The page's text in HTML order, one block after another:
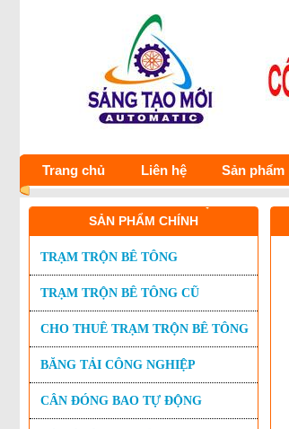
Trang chủ Liên hệ Sản phẩm
SẢN PHẨM CHÍNH
TRẠM TRỘN BÊ TÔNG
TRẠM TRỘN BÊ TÔNG CŨ
CHO THUÊ TRẠM TRỘN BÊ TÔNG
BĂNG TẢI CÔNG NGHIỆP
CÂN ĐÓNG BAO TỰ ĐỘNG